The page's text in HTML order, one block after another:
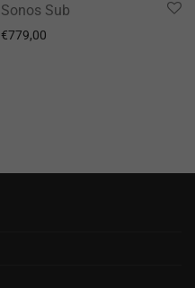
Sonos Sub
€779,00